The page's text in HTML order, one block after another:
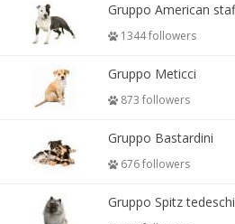
1344 followers
Gruppo Meticci
873 followers
Gruppo Bastardini
676 followers
Gruppo Spitz tedeschi